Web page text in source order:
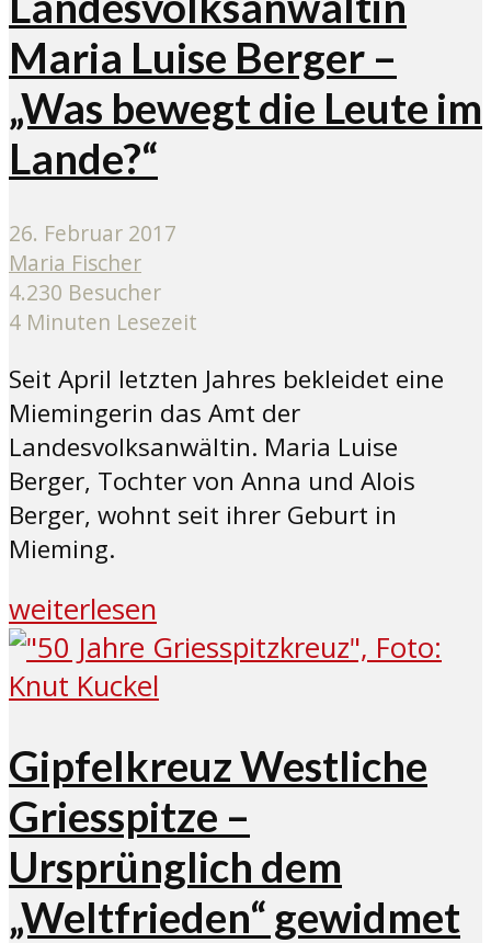
Maria Luise Berger –
„Was bewegt die Leute im
Lande?“
26. Februar 2017
Maria Fischer
4.230 Besucher
4 Minuten Lesezeit
Seit April letzten Jahres bekleidet eine
Miemingerin das Amt der
Landesvolksanwältin. Maria Luise
Berger, Tochter von Anna und Alois
Berger, wohnt seit ihrer Geburt in
Mieming.
weiterlesen
Gipfelkreuz Westliche
Griesspitze –
Ursprünglich dem
„Weltfrieden“ gewidmet